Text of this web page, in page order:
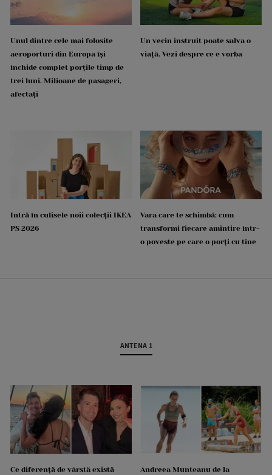
Unul dintre cele mai folosite
aeroporturi din Europa își
închide complet porțile timp de
trei luni. Milioane de pasageri,
afectați
Un vecin instruit poate salva o
viață. Vezi despre ce e vorba
Intră în culisele noii colecții IKEA
PS 2026
Vara care te schimbă: cum
transformi fiecare amintire într-
o poveste pe care o porți cu tine
ANTENA 1
Ce diferență de vârstă există
Andreea Munteanu de la